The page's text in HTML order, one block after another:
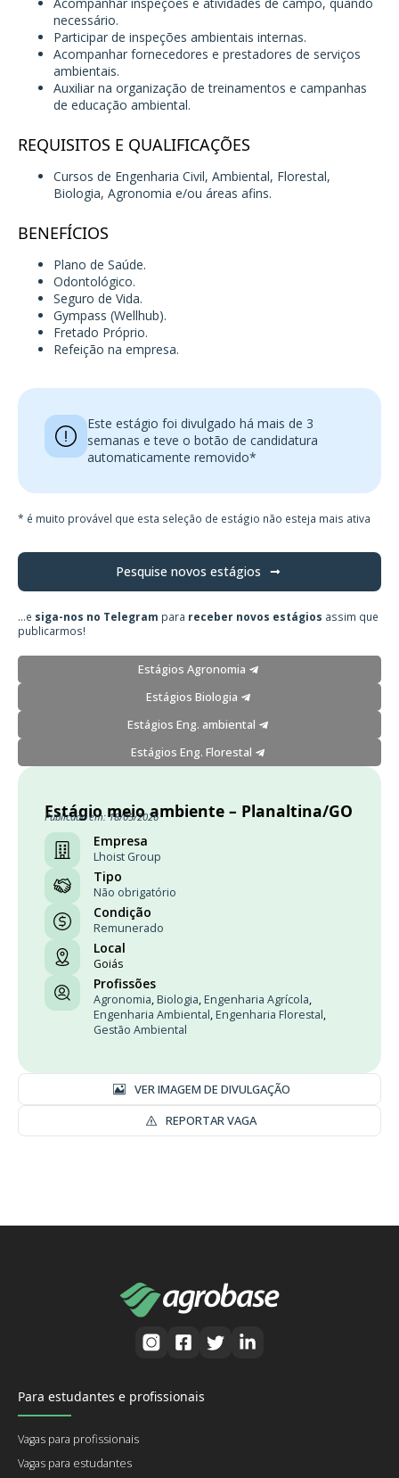
necessário.
Participar de inspeções ambientais internas.
Acompanhar fornecedores e prestadores de serviços
ambientais.
Auxiliar na organização de treinamentos e campanhas
de educação ambiental.
REQUISITOS E QUALIFICAÇÕES
Cursos de Engenharia Civil, Ambiental, Florestal,
Biologia, Agronomia e/ou áreas afins.
BENEFÍCIOS
Plano de Saúde.
Odontológico.
Seguro de Vida.
Gympass (Wellhub).
Fretado Próprio.
Refeição na empresa.
Este estágio foi divulgado há mais de 3
semanas e teve o botão de candidatura
automaticamente removido*
* é muito provável que esta seleção de estágio não esteja mais ativa
Pesquise novos estágios
...e siga-nos no Telegram para receber novos estágios assim que
publicarmos!
Estágios Agronomia
Estágios Biologia
Estágios Eng. ambiental
Estágios Eng. Florestal
Estágio meio ambiente – Planaltina/GO
Publicado em: 18/05/2026
Empresa
Lhoist Group
Tipo
Não obrigatório
Condição
Remunerado
Local
Goiás
Profissões
Agronomia, Biologia, Engenharia Agrícola,
Engenharia Ambiental, Engenharia Florestal,
Gestão Ambiental
VER IMAGEM DE DIVULGAÇÃO
REPORTAR VAGA
Para estudantes e profissionais
Vagas para profissionais
Vagas para estudantes